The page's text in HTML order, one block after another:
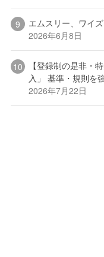
エムスリー、ワイ
2026年6月8日
【登録制の是非・
入」 基準・規則を
2026年7月22日